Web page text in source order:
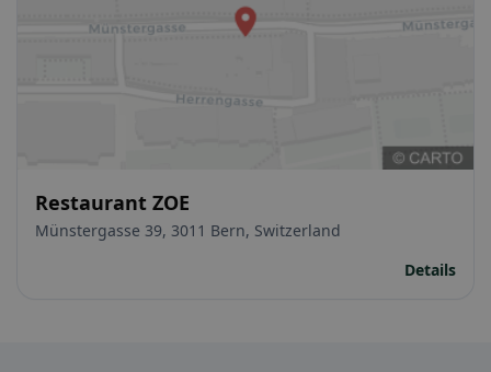
Restaurant ZOE
Münstergasse 39, 3011 Bern, Switzerland
Details